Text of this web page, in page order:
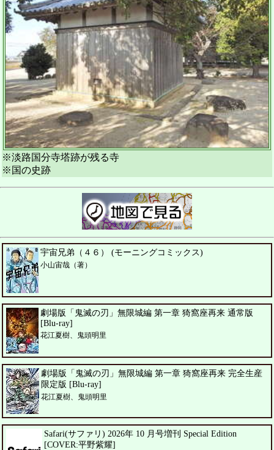
※淡路国分寺塔跡が残る寺
※国の史跡
宇宙兄弟（４６） (モーニングコミックス)
小山宙哉（著）
劇場版「鬼滅の刃」無限城編 第一章 猗窩座再来 通常版
[Blu-ray]
花江夏樹、鬼頭明里
劇場版「鬼滅の刃」無限城編 第一章 猗窩座再来 完全生産
限定版 [Blu-ray]
花江夏樹、鬼頭明里
Safari(サファリ) 2026年 10 月号増刊 Special Edition
[COVER:平野紫耀]